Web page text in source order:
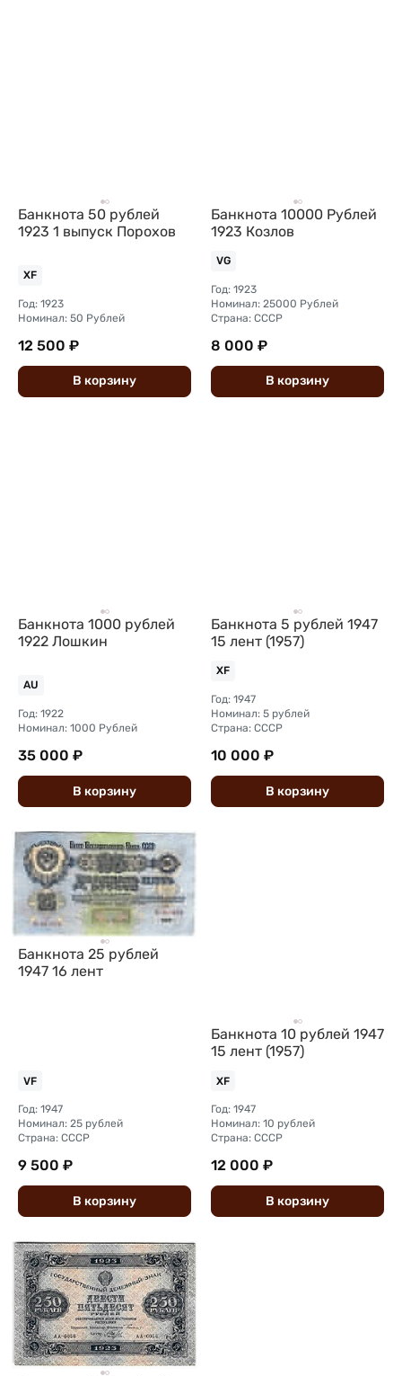
Банкнота 50 рублей
1923 1 выпуск Порохов
XF
Год: 1923
Номинал: 50 Рублей
12 500 ₽
В корзину
Банкнота 10000 Рублей
1923 Козлов
VG
Год: 1923
Номинал: 25000 Рублей
Страна: СССР
8 000 ₽
В корзину
Банкнота 1000 рублей
1922 Лошкин
AU
Год: 1922
Номинал: 1000 Рублей
35 000 ₽
В корзину
Банкнота 5 рублей 1947
15 лент (1957)
XF
Год: 1947
Номинал: 5 рублей
Страна: СССР
10 000 ₽
В корзину
Банкнота 25 рублей
1947 16 лент
VF
Год: 1947
Номинал: 25 рублей
Страна: СССР
9 500 ₽
В корзину
Банкнота 10 рублей 1947
15 лент (1957)
XF
Год: 1947
Номинал: 10 рублей
Страна: СССР
12 000 ₽
В корзину